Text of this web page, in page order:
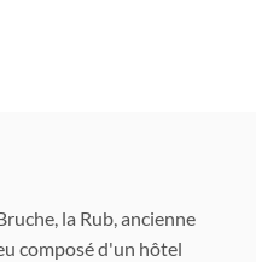
la Rub, ancienne
composé d'un hôtel